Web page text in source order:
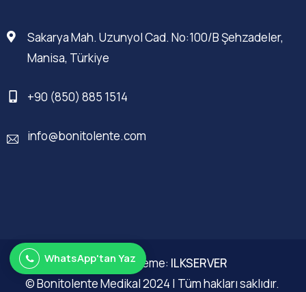
Sakarya Mah. Uzunyol Cad. No:100/B Şehzadeler,
Manisa, Türkiye
+90 (850) 885 1514
info@bonitolente.com
Web Düzenleme: ILKSERVER
© Bonitolente Medikal 2024 | Tüm hakları saklıdır.
WhatsApp'tan Yaz